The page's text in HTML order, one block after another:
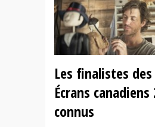
Les finalistes
Écrans
connus